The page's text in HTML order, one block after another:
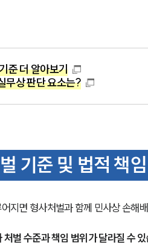
준 더 알아보기
무상 판단 요소는?
기준 및 법적 책임
지면 형사처벌과 함께 민사상 손해
벌 수준과 책임 범위가 달라질 수